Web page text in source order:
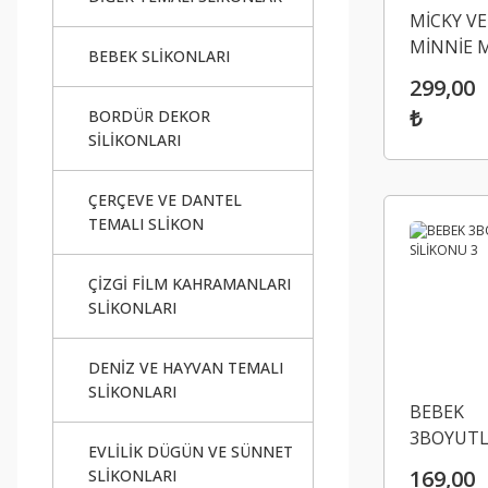
BEBEK SLİKONLARI
BORDÜR DEKOR
SİLİKONLARI
ÇERÇEVE VE DANTEL
TEMALI SLİKON
ÇİZGİ FİLM KAHRAMANLARI
SLİKONLARI
DENİZ VE HAYVAN TEMALI
SLİKONLARI
EVLİLİK DÜGÜN VE SÜNNET
SLİKONLARI
MİCKY VE
MİNNİE
299,00
₺
BEBEK
169,00